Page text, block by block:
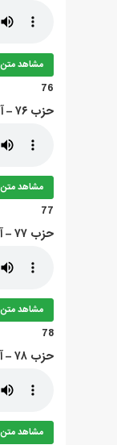
مشاهد متن
76
حزب ۷۶ – آيات ۱ تا ۵۵ نمل
مشاهد متن
77
حزب ۷۷ – آيات ۵۶نمل تا ۱۱ قصص
مشاهد متن
78
حزب ۷۸ – آيات ۱۲ تا ۵۰ قصص
مشاهد متن